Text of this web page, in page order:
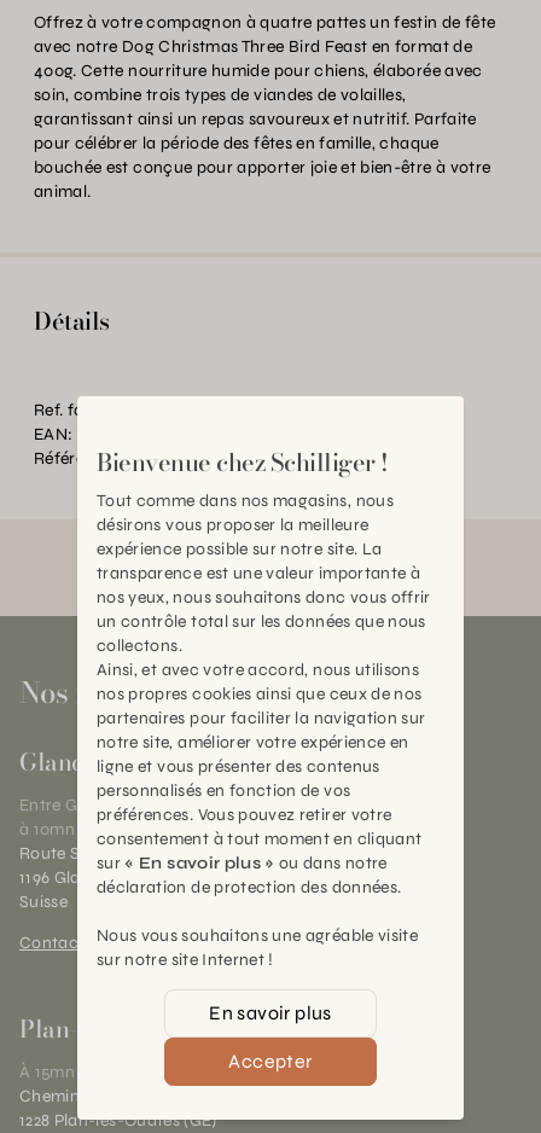
Offrez à votre compagnon à quatre pattes un festin de fête
avec notre Dog Christmas Three Bird Feast en format de
400g. Cette nourriture humide pour chiens, élaborée avec
soin, combine trois types de viandes de volailles,
garantissant ainsi un repas savoureux et nutritif. Parfaite
pour célébrer la période des fêtes en famille, chaque
bouchée est conçue pour apporter joie et bien-être à votre
animal.
Détails
Ref. fournisseur:
EAN:
Référence:
AN.P47891.0000.0000.0000
Nos magasins
Gland
Entre Genève et Lausanne,
à 10mn de Nyon
Route Suisse 40
1196 Gland (VD)
Suisse
Contact et horaires
Plan-les-Ouates
À 15mn du centre de Genève
Chemin des Charrotons 25
1228 Plan-les-Ouates (GE)
Bienvenue chez Schilliger !
Tout comme dans nos magasins, nous
désirons vous proposer la meilleure
expérience possible sur notre site. La
transparence est une valeur importante à
nos yeux, nous souhaitons donc vous offrir
un contrôle total sur les données que nous
collectons.
Ainsi, et avec votre accord, nous utilisons
nos propres cookies ainsi que ceux de nos
partenaires pour faciliter la navigation sur
notre site, améliorer votre expérience en
ligne et vous présenter des contenus
personnalisés en fonction de vos
préférences. Vous pouvez retirer votre
consentement à tout moment en cliquant
sur « En savoir plus » ou dans notre
déclaration de protection des données.
Nous vous souhaitons une agréable visite
sur notre site Internet !
En savoir plus
Accepter